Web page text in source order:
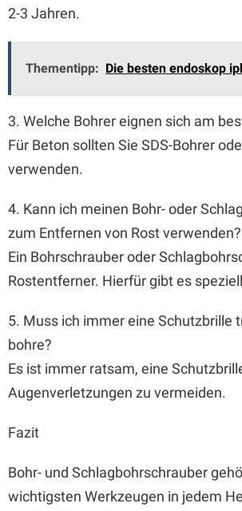
2-3 Jahren.
Thementipp: Die besten endoskop
3. Welche Bohrer eignen sich am
Für Beton sollten Sie SDS-Bohrer
verwenden.
4. Kann ich meinen Bohr- oder
zum Entfernen von Rost verwenden?
Ein Bohrschrauber oder
Rostentferner. Hierfür gibt es
5. Muss ich immer eine Schutzbrille
bohre?
Es ist immer ratsam, eine
Augenverletzungen zu vermeiden.
Fazit
Bohr- und Schlagbohrschrauber
wichtigsten Werkzeugen in jedem